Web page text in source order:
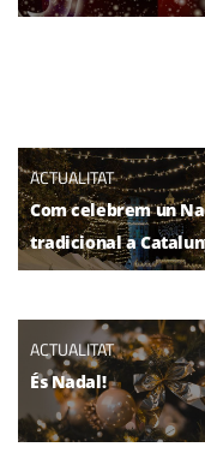
ACTUALITAT
Com celebrem un
tradicional a
ACTUALITAT
És Nadal!